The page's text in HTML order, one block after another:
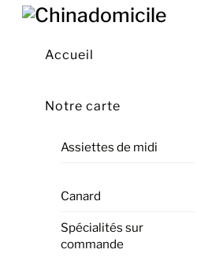
SkipMenu
Accueil
Notre carte
Assiettes de midi
Canard
Spécialités sur
commande